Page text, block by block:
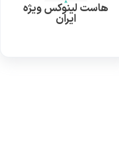
هاست لینوکس ویژه
ایران